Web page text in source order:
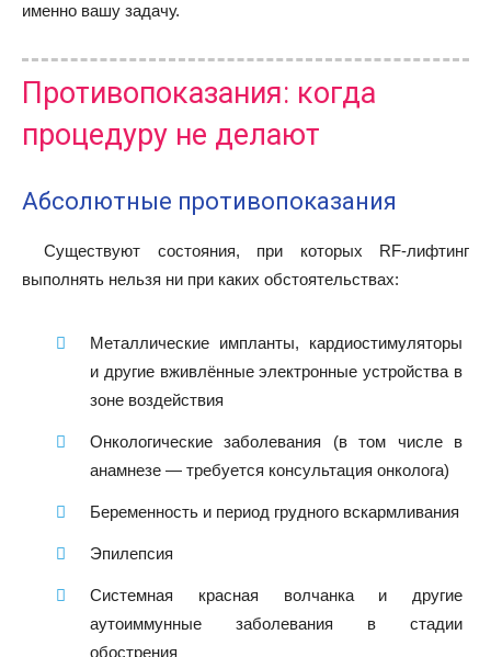
именно вашу задачу.
Противопоказания: когда
процедуру не делают
Абсолютные противопоказания
Существуют состояния, при которых RF-лифтинг
выполнять нельзя ни при каких обстоятельствах:
Металлические импланты, кардиостимуляторы
и другие вживлённые электронные устройства в
зоне воздействия
Онкологические заболевания (в том числе в
анамнезе — требуется консультация онколога)
Беременность и период грудного вскармливания
Эпилепсия
Системная красная волчанка и другие
аутоиммунные заболевания в стадии
обострения